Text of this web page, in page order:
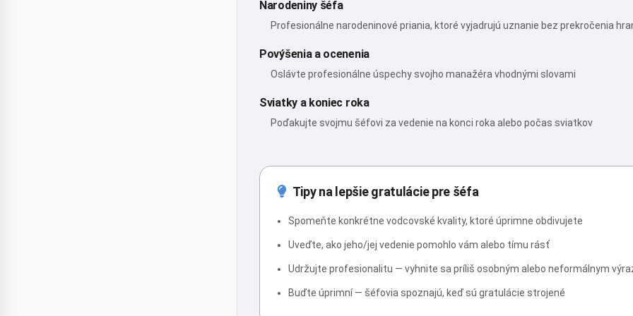
Narodeniny šéfa
Profesionálne narodeninové priania, ktoré vyjadrujú uznanie bez prekročenia
Povýšenia a ocenenia
Oslávte profesionálne úspechy svojho manažéra vhodnými slovami
Sviatky a koniec roka
Poďakujte svojmu šéfovi za vedenie na konci roka alebo počas sviatkov
Tipy na lepšie gratulácie pre šéfa
Spomeňte konkrétne vodcovské kvality, ktoré úprimne obdivujete
Uveďte, ako jeho/jej vedenie pomohlo vám alebo tímu rásť
Udržujte profesionalitu — vyhnite sa príliš osobným alebo neformálnym
Buďte úprimní — šéfovia spoznajú, keď sú gratulácie strojené